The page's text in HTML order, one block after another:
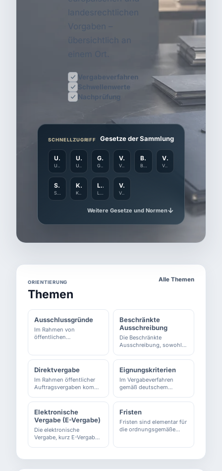
landesrechtlichen
Vorgaben –
übersichtlich an
einem Ort.
Vergabeverfahren
Schwellenwerte
Nachprüfung
SCHNELLZUGRIFF Gesetze der Sammlung
UVgO UVgO Entwurf 2026 GWB VgV
Vergabeverordnung
BGB VSVgV
Vergabeverordnung Verteidigung und Sicherheit
SektVO KonzVgV
Konzessionsvergabeverordnung
LkSG VergStatVO
Vergabestatistikverordnung
Weitere Gesetze und Normen↓
ORIENTIERUNG
Themen
Alle Themen
Ausschlussgründe
Im Rahmen von
öffentlichen
sogenannten
Ausschlussgründe eine
entscheidende Rolle.
Diese Bedingungen
regeln, wann ein Bieter
oder ein Angebot zwing...
Beschränkte
Ausschreibung
Die Beschränkte
Ausschreibung, sowohl
Teilnahmewettbewerb,
stellt ein wichtiges
Verfahren im deutschen
Vergaberecht dar. Neben
der öffentlichen
Ausschreibung und dem
Direktvergabe
Im Rahmen öffentlicher
Auftragsvergaben kommt
Direktvergabe eine
wesentliche Bedeutung
zu, da sie es
Auftraggebern
ermöglicht, unter
bestimmten
Voraussetzungen eine
Eignungskriterien
Im Vergabeverfahren
gemäß deutschem
Eignungskriterien eine
zentrale Rolle bei der
Bewerber oder Bieter. Klar
definierte und
Kriterien...
Elektronische
Vergabe (E-Vergabe)
Die elektronische
Vergabe, kurz E-Vergabe,
Verfahrensmanagement
Fristen
Fristen sind elementar für
die ordnungsgemäße
Planbarkeit und fairen